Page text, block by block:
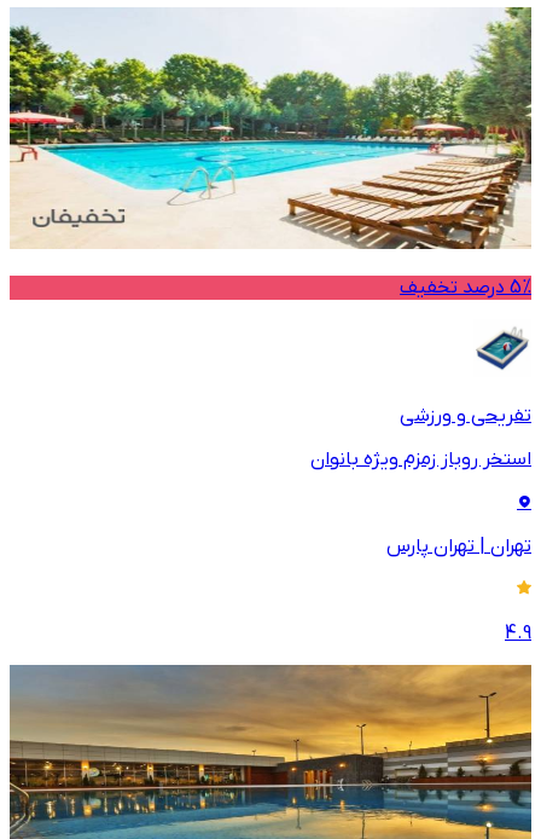
5% درصد تخفیف
تفریحی و ورزشی
استخر روباز زمزم ویژه بانوان
تهران | تهران پارس
4.9